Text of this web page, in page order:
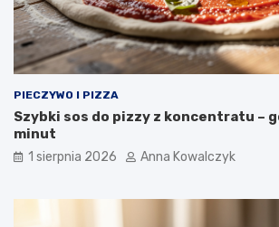
PIECZYWO I PIZZA
Szybki sos do pizzy z koncentratu –
minut
1 sierpnia 2026 Anna Kowalczyk